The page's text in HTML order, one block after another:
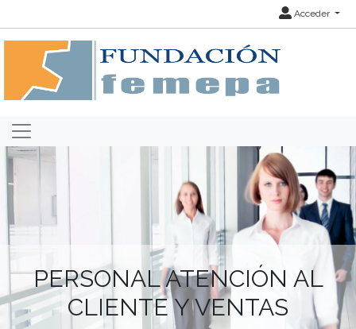
Acceder
PERSONAL ATENCIÓN AL
CLIENTE Y VENTAS